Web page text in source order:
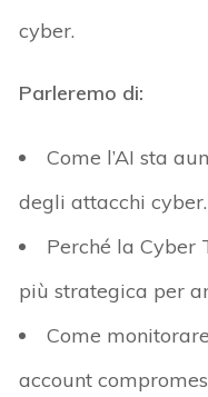
cyber.
Parleremo di:
Come l’AI sta
degli attacchi cyber.
Perché la Cyber
più strategica per
Come
account